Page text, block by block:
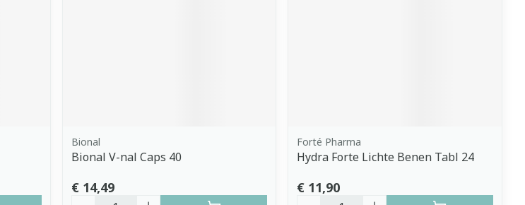
Bional
Bional V-nal Caps 40
€ 14,49
Forté Pharma
Hydra Forte Lichte Benen Tabl 24
€ 11,90